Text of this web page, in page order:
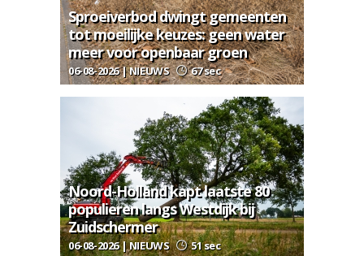
Sproeiverbod dwingt gemeenten
tot moeilijke keuzes: geen water
meer voor openbaar groen
06-08-2026 | NIEUWS 67 sec
Noord-Holland kapt laatste 80
populieren langs Westdijk bij
Zuidschermer
06-08-2026 | NIEUWS 51 sec